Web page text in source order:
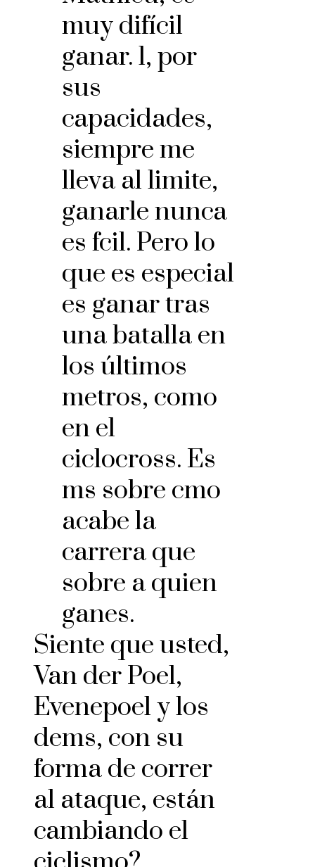
muy difícil
ganar. l, por
sus
capacidades,
siempre me
lleva al limite,
ganarle nunca
es fcil. Pero lo
que es especial
es ganar tras
una batalla en
los últimos
metros, como
en el
ciclocross. Es
ms sobre cmo
acabe la
carrera que
sobre a quien
ganes.
Siente que usted,
Van der Poel,
Evenepoel y los
dems, con su
forma de correr
al ataque, están
cambiando el